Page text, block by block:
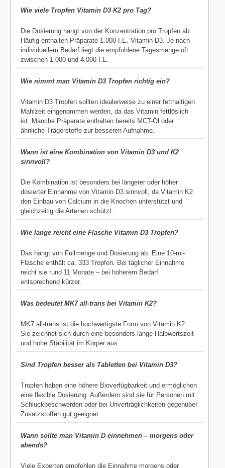
Wie viele Tropfen Vitamin D3 K2 pro Tag?
Die Dosierung hängt von der Konzentration pro Tropfen ab.
Häufig enthalten Präparate 1.000 I.E. Vitamin D3. Je nach
individuellem Bedarf liegt die empfohlene Tagesmenge oft
zwischen 1.000 und 4.000 I.E.
Wie nimmt man Vitamin D3 Tropfen richtig ein?
Vitamin D3 Tropfen sollten idealerweise zu einer fetthaltigen
Mahlzeit eingenommen werden, da das Vitamin fettlöslich
ist. Manche Präparate enthalten bereits MCT-Öl oder
ähnliche Trägerstoffe zur besseren Aufnahme.
Wann ist eine Kombination von Vitamin D3 und K2
sinnvoll?
Die Kombination ist besonders bei längerer oder höher
dosierter Einnahme von Vitamin D3 sinnvoll, da Vitamin K2
den Einbau von Calcium in die Knochen unterstützt und
gleichzeitig die Arterien schützt.
Wie lange reicht eine Flasche Vitamin D3 Tropfen?
Das hängt von Füllmenge und Dosierung ab. Eine 10-ml-
Flasche enthält ca. 333 Tropfen. Bei täglicher Einnahme
reicht sie rund 11 Monate – bei höherem Bedarf
entsprechend kürzer.
Was bedeutet MK7 all-trans bei Vitamin K2?
MK7 all-trans ist die hochwertigste Form von Vitamin K2.
Sie zeichnet sich durch eine besonders lange Halbwertszeit
und hohe Stabilität im Körper aus.
Sind Tropfen besser als Tabletten bei Vitamin D3?
Tropfen haben eine höhere Bioverfügbarkeit und ermöglichen
eine flexible Dosierung. Außerdem sind sie für Personen mit
Schluckbeschwerden oder bei Unverträglichkeiten gegenüber
Zusatzstoffen gut geeignet.
Wann sollte man Vitamin D einnehmen – morgens oder
abends?
Viele Experten empfehlen die Einnahme morgens oder